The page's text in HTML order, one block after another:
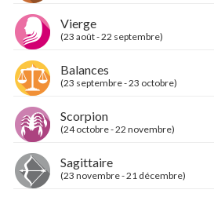
Vierge
(23 août - 22 septembre)
Balances
(23 septembre - 23 octobre)
Scorpion
(24 octobre - 22 novembre)
Sagittaire
(23 novembre - 21 décembre)